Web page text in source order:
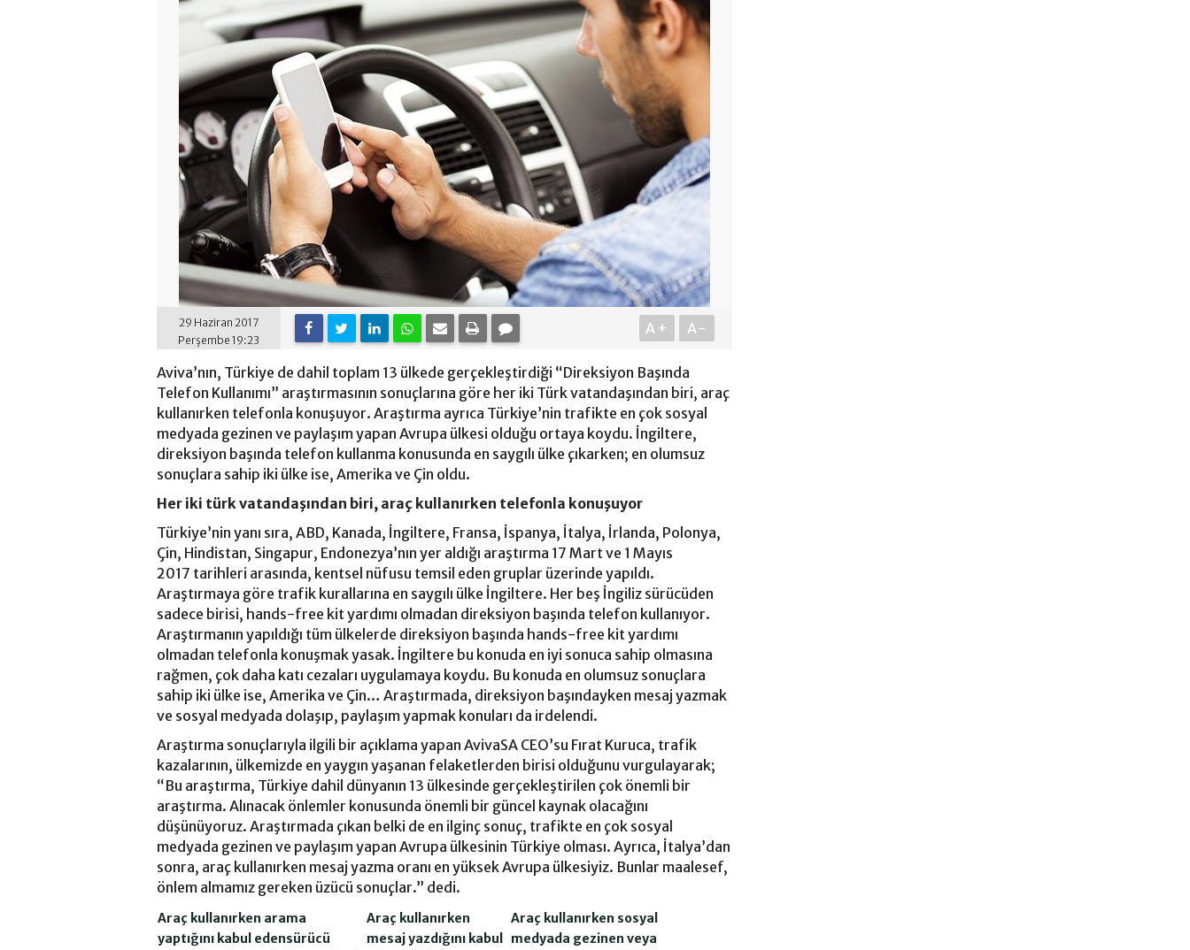
29 Haziran 2017
Perşembe 19:23
A+ A-
Aviva’nın, Türkiye de dahil toplam 13 ülkede gerçekleştirdiği “Direksiyon Başında
Telefon Kullanımı” araştırmasının sonuçlarına göre her iki Türk vatandaşından biri, araç
kullanırken telefonla konuşuyor. Araştırma ayrıca Türkiye’nin trafikte en çok sosyal
medyada gezinen ve paylaşım yapan Avrupa ülkesi olduğu ortaya koydu. İngiltere,
direksiyon başında telefon kullanma konusunda en saygılı ülke çıkarken; en olumsuz
sonuçlara sahip iki ülke ise, Amerika ve Çin oldu.
Her iki türk vatandaşından biri, araç kullanırken telefonla konuşuyor
Türkiye’nin yanı sıra, ABD, Kanada, İngiltere, Fransa, İspanya, İtalya, İrlanda, Polonya,
Çin, Hindistan, Singapur, Endonezya’nın yer aldığı araştırma 17 Mart ve 1 Mayıs
2017 tarihleri arasında, kentsel nüfusu temsil eden gruplar üzerinde yapıldı.
Araştırmaya göre trafik kurallarına en saygılı ülke İngiltere. Her beş İngiliz sürücüden
sadece birisi, hands-free kit yardımı olmadan direksiyon başında telefon kullanıyor.
Araştırmanın yapıldığı tüm ülkelerde direksiyon başında hands-free kit yardımı
olmadan telefonla konuşmak yasak. İngiltere bu konuda en iyi sonuca sahip olmasına
rağmen, çok daha katı cezaları uygulamaya koydu. Bu konuda en olumsuz sonuçlara
sahip iki ülke ise, Amerika ve Çin… Araştırmada, direksiyon başındayken mesaj yazmak
ve sosyal medyada dolaşıp, paylaşım yapmak konuları da irdelendi.
Araştırma sonuçlarıyla ilgili bir açıklama yapan AvivaSA CEO’su Fırat Kuruca, trafik
kazalarının, ülkemizde en yaygın yaşanan felaketlerden birisi olduğunu vurgulayarak;
“Bu araştırma, Türkiye dahil dünyanın 13 ülkesinde gerçekleştirilen çok önemli bir
araştırma. Alınacak önlemler konusunda önemli bir güncel kaynak olacağını
düşünüyoruz. Araştırmada çıkan belki de en ilginç sonuç, trafikte en çok sosyal
medyada gezinen ve paylaşım yapan Avrupa ülkesinin Türkiye olması. Ayrıca, İtalya’dan
sonra, araç kullanırken mesaj yazma oranı en yüksek Avrupa ülkesiyiz. Bunlar maalesef,
önlem almamız gereken üzücü sonuçlar.” dedi.
Araç kullanırken arama
yaptığını kabul edensürücü
Araç kullanırken
mesaj yazdığını kabul
Araç kullanırken sosyal
medyada gezinen veya